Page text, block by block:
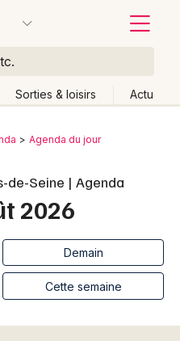
Sorties & loisirs Actu
Agenda du jour
de-Seine | Agenda
2026
Demain
Cette semaine
Effacer les dates
end Autre